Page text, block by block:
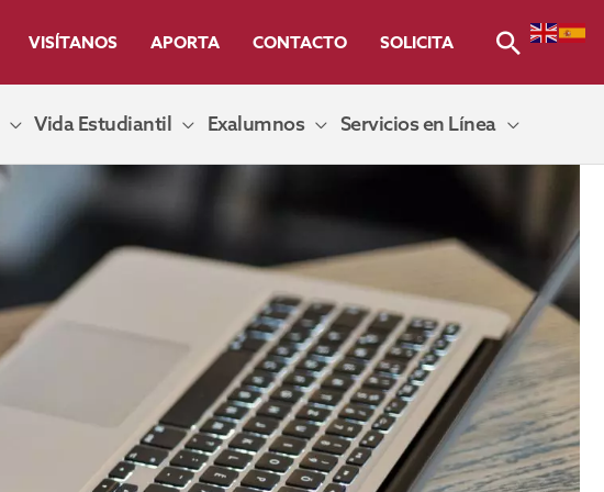
VISÍTANOS APORTA CONTACTO SOLICITA Buscar
Vida Estudiantil Exalumnos Servicios en Línea